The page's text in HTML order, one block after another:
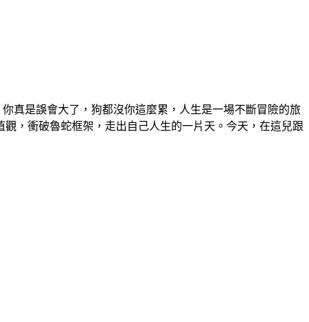
真是誤會大了，狗都沒你這麼累，人生是一場不斷冒險的旅
，衝破魯蛇框架，走出自己人生的一片天。今天，在這兒跟